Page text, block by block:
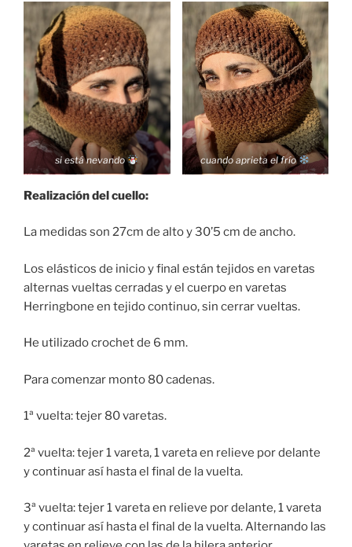
si está nevando cuando aprieta el frío
Realización del cuello:
La medidas son 27cm de alto y 30’5 cm de ancho.
Los elásticos de inicio y final están tejidos en varetas
alternas vueltas cerradas y el cuerpo en varetas
Herringbone en tejido continuo, sin cerrar vueltas.
He utilizado crochet de 6 mm.
Para comenzar monto 80 cadenas.
1ª vuelta: tejer 80 varetas.
2ª vuelta: tejer 1 vareta, 1 vareta en relieve por delante
y continuar así hasta el final de la vuelta.
3ª vuelta: tejer 1 vareta en relieve por delante, 1 vareta
y continuar así hasta el final de la vuelta. Alternando las